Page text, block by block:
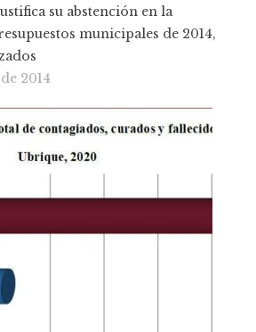
su abstención en la
municipales de 2014,
2014